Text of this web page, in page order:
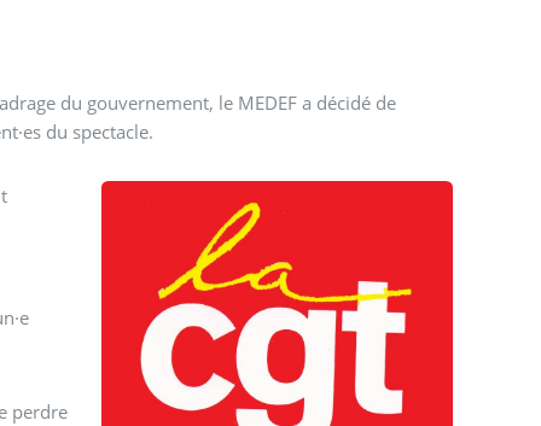
du gouvernement, le MEDEF a décidé de
du spectacle.
perdre